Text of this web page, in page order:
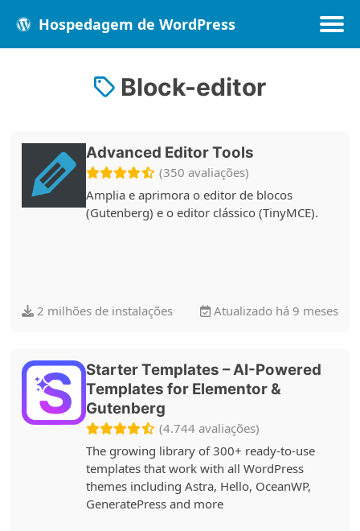
Hospedagem de WordPress
Block-editor
Advanced Editor Tools
(350 avaliações)
Amplia e aprimora o editor de blocos
(Gutenberg) e o editor clássico (TinyMCE).
2 milhões de instalações Atualizado há 9 meses
Starter Templates – AI-Powered
Templates for Elementor &
Gutenberg
(4.744 avaliações)
The growing library of 300+ ready-to-use
templates that work with all WordPress
themes including Astra, Hello, OceanWP,
GeneratePress and more